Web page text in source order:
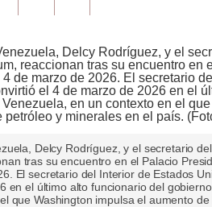
Delcy Rodríguez, y el secretario
tras su encuentro en el Palacio
El secretario del Interior de Estados
en el último alto funcionario del
que Washington impulsa el aumento